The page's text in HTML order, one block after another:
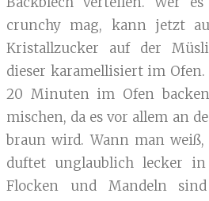
crunchy mag, kann jetzt
Kristallzucker auf der
dieser karamellisiert im Ofen.
20 Minuten im Ofen
mischen, da es vor allem an
braun wird. Wann man weiß,
duftet unglaublich lecker
Flocken und Mandeln